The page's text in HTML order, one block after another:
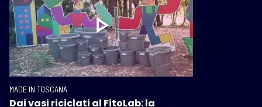
MADE IN TOSCANA
Dai vasi riciclati al FitoLab: la